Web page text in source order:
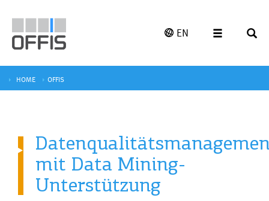
EN
HOME OFFIS
mit Data Mining-
Unterstützung